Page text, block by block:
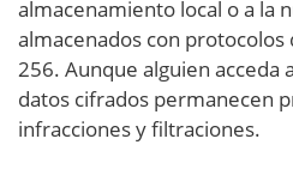
almacenamiento local o a la
almacenados con protocolos
256. Aunque alguien acceda
datos cifrados permanecen
infracciones y filtraciones.